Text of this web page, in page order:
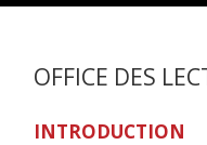
OFFICE DES
INTRODUCTION